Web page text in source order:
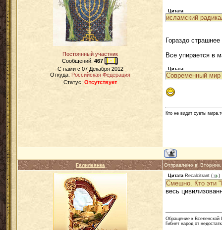
Постоянный участник
Сообщений:467
C нами с 07 Декабря 2012
Откуда: Российская Федерация
Статус:Отсутствует
Цитата
исламский
Гораздо
Все упирается в
Цитата
Современный мир
Кто не видит суеты
Галилеянка Отправлено в:
Цитата Recalcitrant ( )
Смешно. Кто эти
весь
Обращение к Вселенской
Гибнет народ от